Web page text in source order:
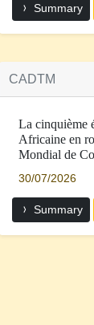
Summary
CADTM
La cinquième
Africaine en
Mondial de
30/07/2026
Summary